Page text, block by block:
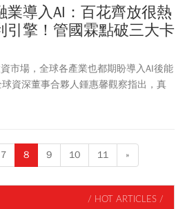
業導入AI：百花齊放很熱
引擎！管國霖點破三大卡
市場，全球各產業也都期盼導入AI後能
資深董事合夥人鍾惠馨觀察指出，真
的金融機構仍屈指可數；麥肯錫資深顧
7 8 9 10 11 »
/ HOT ARTICLES /